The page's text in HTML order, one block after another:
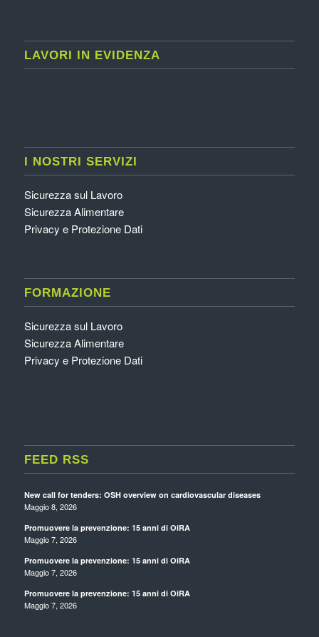
LAVORI IN EVIDENZA
I NOSTRI SERVIZI
Sicurezza sul Lavoro
Sicurezza Alimentare
Privacy e Protezione Dati
FORMAZIONE
Sicurezza sul Lavoro
Sicurezza Alimentare
Privacy e Protezione Dati
FEED RSS
New call for tenders: OSH overview on cardiovascular diseases
Maggio 8, 2026
Promuovere la prevenzione: 15 anni di OiRA
Maggio 7, 2026
Promuovere la prevenzione: 15 anni di OiRA
Maggio 7, 2026
Promuovere la prevenzione: 15 anni di OiRA
Maggio 7, 2026